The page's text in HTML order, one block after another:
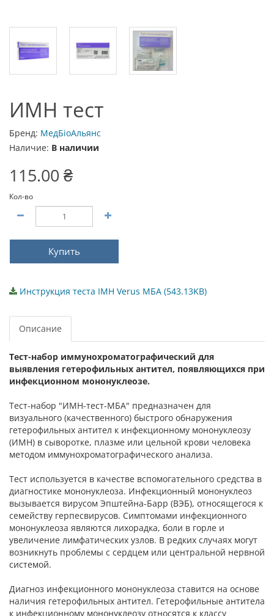
ИМН тест
Бренд: МедБіоАльянс
Наличие: В наличии
115.00 ₴
Кол-во
Купить
Инструкция теста ІМН Verus МБА (543.13KB)
Описание
Тест-набор иммунохроматографический для
выявления гетерофильных антител, появляющихся при
инфекционном мононуклеозе.
Тест-набор "ИМН-тест-МБА" предназначен для
визуального (качественного) быстрого обнаружения
гетерофильных антител к инфекционному мононуклеозу
(ИМН) в сыворотке, плазме или цельной крови человека
методом иммунохроматографического анализа.
Тест используется в качестве вспомогательного средства в
диагностике мононуклеоза. Инфекционный мононуклеоз
вызывается вирусом Эпштейна-Барр (ВЭБ), относящегося к
семейству герпесвирусов. Симптомами инфекционного
мононуклеоза являются лихорадка, боли в горле и
увеличение лимфатических узлов. В редких случаях могут
возникнуть проблемы с сердцем или центральной нервной
системой.
Диагноз инфекционного мононуклеоза ставится на основе
наличия гетерофильных антител. Гетерофильные антитела
к инфекционному мононуклеозу относятся к классу